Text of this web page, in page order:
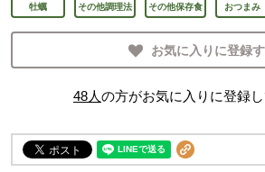
牡蠣 その他調理法 その他保存食 おつまみ
お気に入りに登録
48人の方がお気に入りに登録し